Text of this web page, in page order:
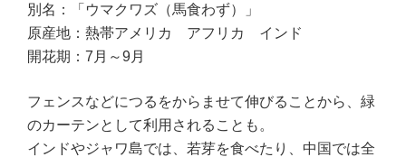
別名：「ウマクワズ（馬食わず）」
原産地：熱帯アメリカ アフリカ インド
開花期：7月～9月
フェンスなどにつるをからませて伸びることから、緑
のカーテンとして利用されることも。
インドやジャワ島では、若芽を食べたり、中国では全